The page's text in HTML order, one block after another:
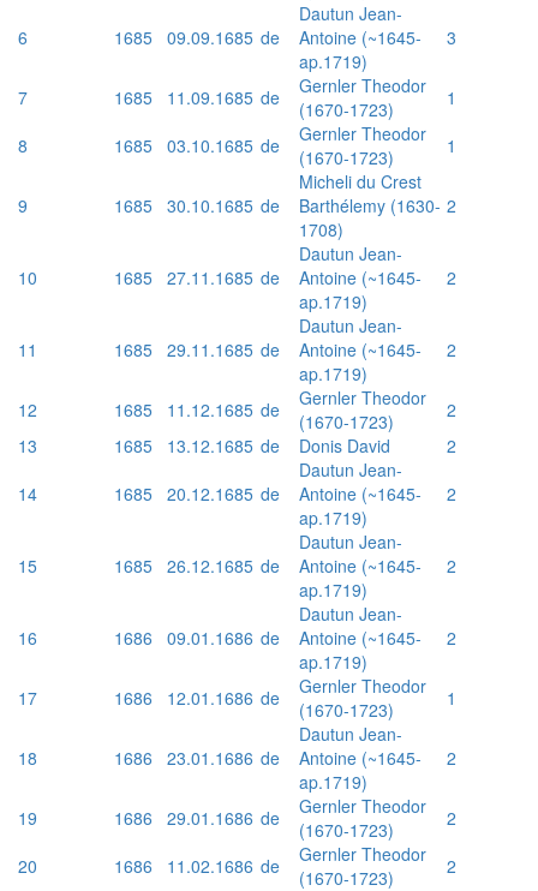
6 1685 09.09.1685 de
Dautun Jean-
Antoine (~1645-
ap.1719)
3
7 1685 11.09.1685 de
Gernler Theodor
(1670-1723)
1
8
1685 03.10.1685 de
Gernler Theodor
(1670-1723)
1
9 1685 30.10.1685 de
Micheli du Crest
Barthélemy (1630-
1708)
2
10 1685 27.11.1685 de
Dautun Jean-
Antoine (~1645-
ap.1719)
2
11 1685 29.11.1685 de
Dautun Jean-
Antoine (~1645-
ap.1719)
2
12 1685 11.12.1685 de
Gernler Theodor
(1670-1723)
2
13
1685 13.12.1685 de Donis David
2
14
1685 20.12.1685 de
Dautun Jean-
Antoine (~1645-
ap.1719)
2
15 1685 26.12.1685 de
Dautun Jean-
Antoine (~1645-
ap.1719)
2
16 1686 09.01.1686 de
Dautun Jean-
Antoine (~1645-
ap.1719)
2
17 1686 12.01.1686 de
Gernler Theodor
(1670-1723)
1
18 1686 23.01.1686 de
Dautun Jean-
Antoine (~1645-
ap.1719)
2
19 1686 29.01.1686 de
Gernler Theodor
(1670-1723)
2
20
1686 11.02.1686 de
Gernler Theodor
(1670-1723)
2